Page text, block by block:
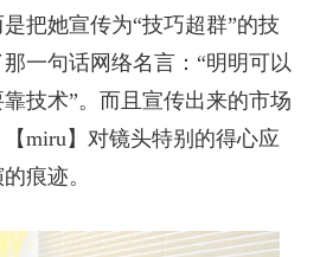
把她宣传为“技巧超群”的技
一句话网络名言：“明明可以
技术”。而且宣传出来的市场
miru】对镜头特别的得心应
痕迹。